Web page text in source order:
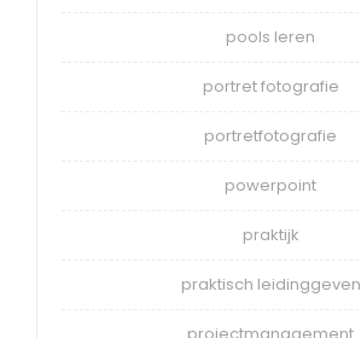
pools leren
portret fotografie
portretfotografie
powerpoint
praktijk
praktisch leidinggeven